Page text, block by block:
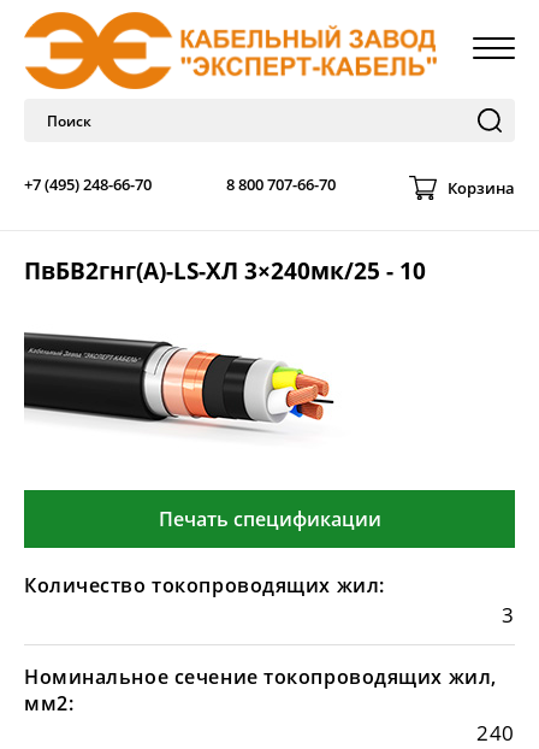
+7 (495) 248-66-70 8 800 707-66-70 Корзина
ПвБВ2гнг(А)-LS-ХЛ 3×240мк/25 - 10
Печать спецификации
Количество токопроводящих жил:
3
Номинальное сечение токопроводящих жил,
мм2:
240